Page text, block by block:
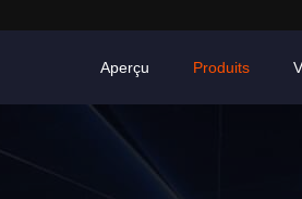
Aperçu Produits